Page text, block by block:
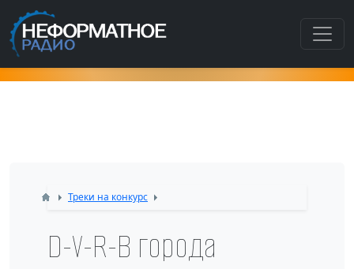
Как попасть в этот раздел???
Треки на конкурс
D-V-R-В города